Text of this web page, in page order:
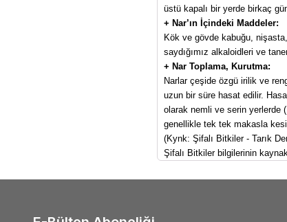
üstü kapalı bir yerde birkaç
+ Nar’ın İçindeki Maddeler:
Kök ve gövde kabuğu,
saydığımız alkaloidleri ve
+ Nar Toplama, Kurutma:
Narlar çeşide özgü irilik ve
uzun bir süre hasat edilir.
olarak nemli ve serin yerlerde
genellikle tek tek makasla
(Kynk: Şifalı Bitkiler - Tarık
Şifalı Bitkiler bilgilerinin